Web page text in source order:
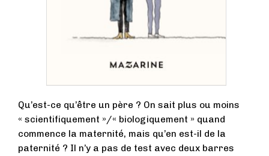
Qu’est-ce qu’être un père ? On sait plus ou moins
« scientifiquement »/« biologiquement » quand
commence la maternité, mais qu’en est-il de la
paternité ? Il n’y a pas de test avec deux barres